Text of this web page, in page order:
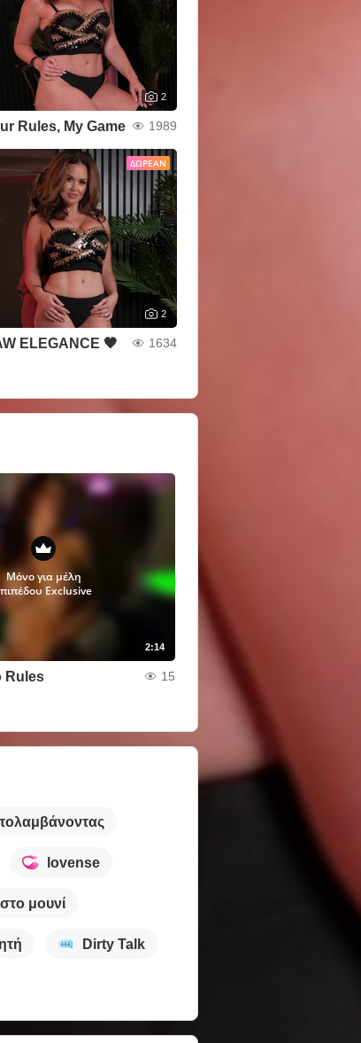
2
Rules, My Game 1989
ΔΩΡΕΆΝ
2
ELEGANCE 🖤 1634
2:14
Μόνο για μέλη
Exclusive
Rules 15
lovense
μουνί
Dirty Talk